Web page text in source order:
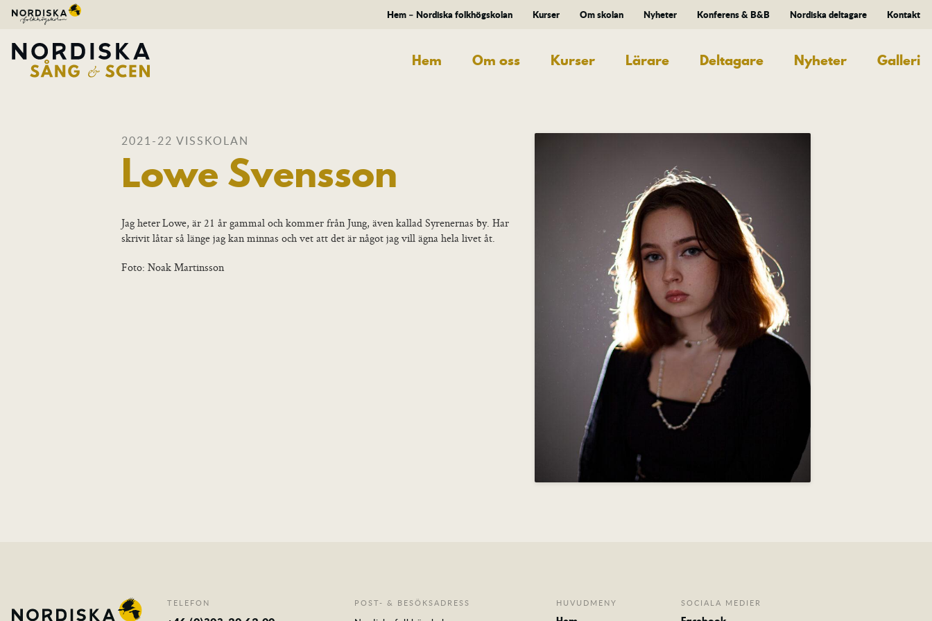
Hem – Nordiska folkhögskolan Kurser Om skolan Nyheter Konferens & B&B Nordiska deltagare Kontakt
Hem Om oss Kurser Lärare Deltagare Nyheter Galleri
2021-22 VISSKOLAN
Lowe Svensson
Jag heterLowe, är 21 år gammal och kommer från Jung, även kallad Syrenernas by. Har
skrivit låtar så länge jag kan minnas och vet att det är något jag vill ägna hela livet åt.
Foto: Noak Martinsson
TELEFON POST- & BESÖKSADRESS HUVUDMENY SOCIALA MEDIER